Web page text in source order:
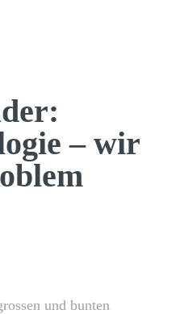
– wir
und bunten